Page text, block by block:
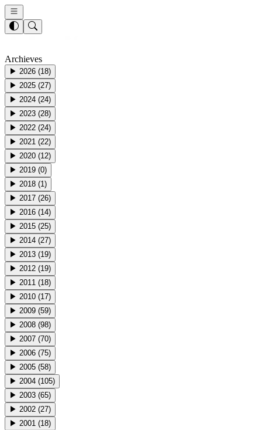
Archieves
▶ 2026 (18)
▶ 2025 (27)
▶ 2024 (24)
▶ 2023 (28)
▶ 2022 (24)
▶ 2021 (22)
▶ 2020 (12)
▶ 2019 (0)
▶ 2018 (1)
▶ 2017 (26)
▶ 2016 (14)
▶ 2015 (25)
▶ 2014 (27)
▶ 2013 (19)
▶ 2012 (19)
▶ 2011 (18)
▶ 2010 (17)
▶ 2009 (59)
▶ 2008 (98)
▶ 2007 (70)
▶ 2006 (75)
▶ 2005 (58)
▶ 2004 (105)
▶ 2003 (65)
▶ 2002 (27)
▶ 2001 (18)